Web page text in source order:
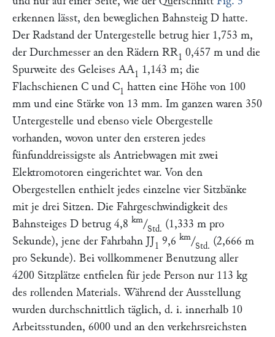
erkennen lässt, den beweglichen Bahnsteig D hatte.
Der Radstand der Untergestelle betrug hier 1,753 m,
der Durchmesser an den Rädern RR1 0,457 m und die
Spurweite des Geleises AA1 1,143 m; die
Flachschienen C und C1 hatten eine Höhe von 100
mm und eine Stärke von 13 mm. Im ganzen waren 350
Untergestelle und ebenso viele Obergestelle
vorhanden, wovon unter den ersteren jedes
fünfunddreissigste als Antriebwagen mit zwei
Elektromotoren eingerichtet war. Von den
Obergestellen enthielt jedes einzelne vier Sitzbänke
mit je drei Sitzen. Die Fahrgeschwindigkeit des
Bahnsteiges D betrug 4,8 km/Std. (1,333 m pro
Sekunde), jene der Fahrbahn JJ1 9,6 km/Std. (2,666 m
pro Sekunde). Bei vollkommener Benutzung aller
4200 Sitzplätze entfielen für jede Person nur 113 kg
des rollenden Materials. Während der Ausstellung
wurden durchschnittlich täglich, d. i. innerhalb 10
Arbeitsstunden, 6000 und an den verkehrsreichsten